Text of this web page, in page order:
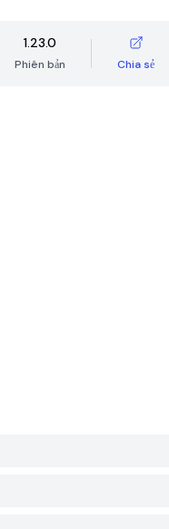
1.23.0
Phiên bản Chia sẻ